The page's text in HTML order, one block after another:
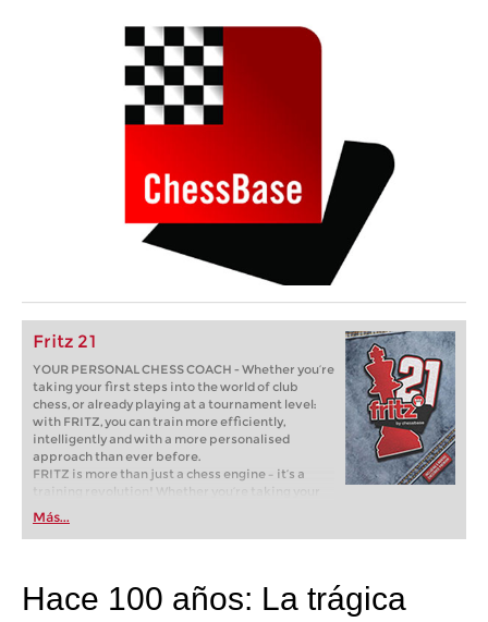
Fritz 21
YOUR PERSONAL CHESS COACH - Whether you’re
taking your first steps into the world of club
chess, or already playing at a tournament level:
with FRITZ, you can train more efficiently,
intelligently and with a more personalised
approach than ever before.
FRITZ is more than just a chess engine – it’s a
training revolution! Whether you’re taking your
first steps into the world of club chess, or already
playing at a tournament level: with FRITZ, you can
train more efficiently, intelligently and with a
Más...
Hace 100 años: La trágica